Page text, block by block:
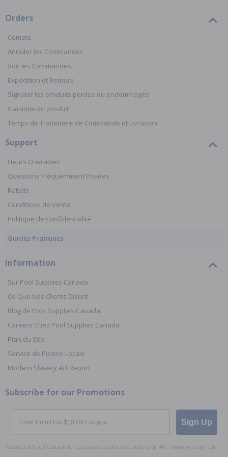
Orders
Compte
Annuler les Commandes
Voir les Commandes
Expédition et Retours
Signaler les produits perdus ou endommagés
Garantie du produit
Temps de Traitement de Commande et Livraison
Support
Heurs Ouvrables
Questions Fréquemment Posées
Rabais
Conditions de Vente
Politique de Confidentialité
Guides Pratiques
Information
Sur Pool Supplies Canada
Ce Que Nos Clients Disent
Blog de Pool Supplies Canada
Careers Chez Pool Supplies Canada
Plan du Site
Service de Piscine Locale
Modern Slavery Act Report
Subscribe for our Promotions
Email
Sign Up
Receive a $10 off coupon for use towards your first order of $149+ when you sign up.